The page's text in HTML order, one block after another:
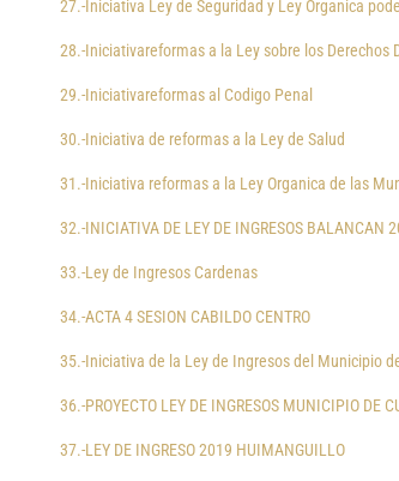
27.-Iniciativa Ley de Seguridad y Ley Organica
28.-Iniciativareformas a la Ley sobre los Derechos
29.-Iniciativareformas al Codigo Penal
30.-Iniciativa de reformas a la Ley de Salud
31.-Iniciativa reformas a la Ley Organica de las
32.-INICIATIVA DE LEY DE INGRESOS BALANCAN
33.-Ley de Ingresos Cardenas
34.-ACTA 4 SESION CABILDO CENTRO
35.-Iniciativa de la Ley de Ingresos del Municipio
36.-PROYECTO LEY DE INGRESOS MUNICIPIO DE
37.-LEY DE INGRESO 2019 HUIMANGUILLO